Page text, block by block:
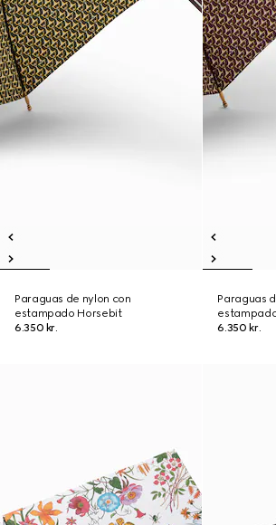
Paraguas de nylon con
estampado Horsebit
6.350 kr.
Paraguas
6.350 kr.